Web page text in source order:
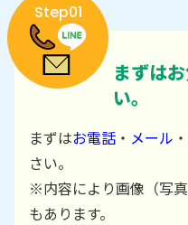
Step01
まずは
い。
まずはお電話 ・ メール ・
さい。
※内容により画像（写
もあります。